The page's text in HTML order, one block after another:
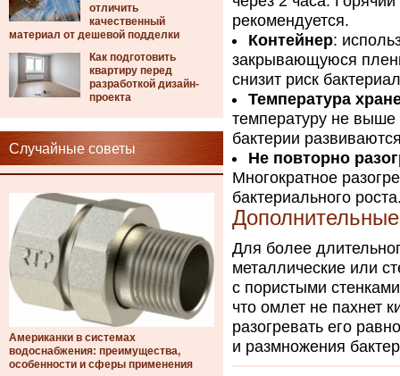
отличить
качественный
материал от дешевой подделки
Как подготовить
квартиру перед
разработкой дизайн-
проекта
Случайные советы
Американки в системах
водоснабжения: преимущества,
особенности и сферы применения
рекомендуется.
Контейнер:
закрывающуюся
снизит риск
Температура
температуру не
бактерии
Не повторно
Многократное
бактериального
Для более
металлические или
с пористыми
что омлет не пахнет
разогревать его
и размножения